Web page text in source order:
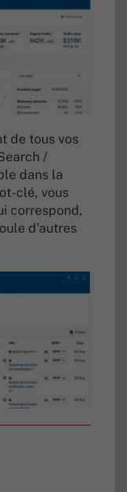
de tous vos
/
dans la
clé, vous
correspond,
d’autres